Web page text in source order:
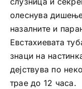
олеснува
назалните и
Евстахиевата
знаци на
дејствува по
трае до 12 часа.